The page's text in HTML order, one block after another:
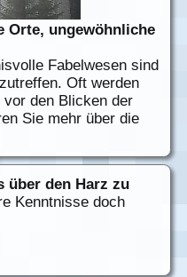
Orte, ungewöhnliche
Fabelwesen sind
Oft werden
den Blicken der
Sie mehr über die
über den Harz zu
Kenntnisse doch